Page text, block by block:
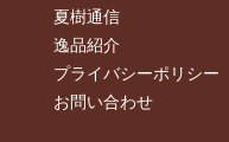
夏樹通信
逸品紹介
プライバシーポリシー
お問い合わせ